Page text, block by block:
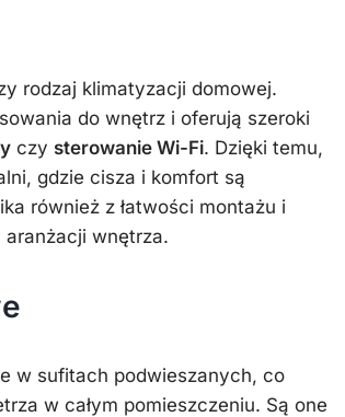
rodzaj klimatyzacji domowej.
do wnętrz i oferują szeroki
czy sterowanie Wi-Fi. Dzięki temu,
gdzie cisza i komfort są
również z łatwości montażu i
wnętrza.
w sufitach podwieszanych, co
w całym pomieszczeniu. Są one